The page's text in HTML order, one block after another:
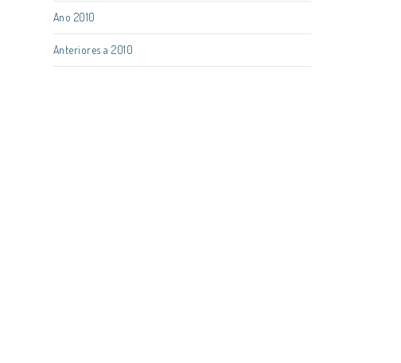
Ano 2010
Anteriores a 2010